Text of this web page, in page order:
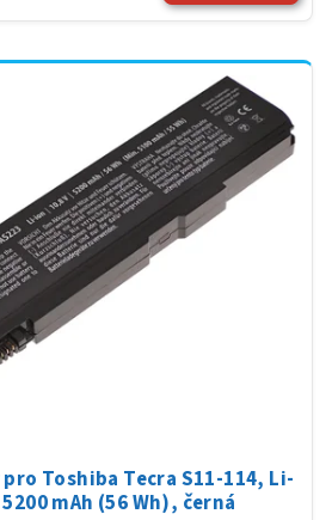
Toshiba Tecra S11-114, Li-
mAh (56 Wh), černá